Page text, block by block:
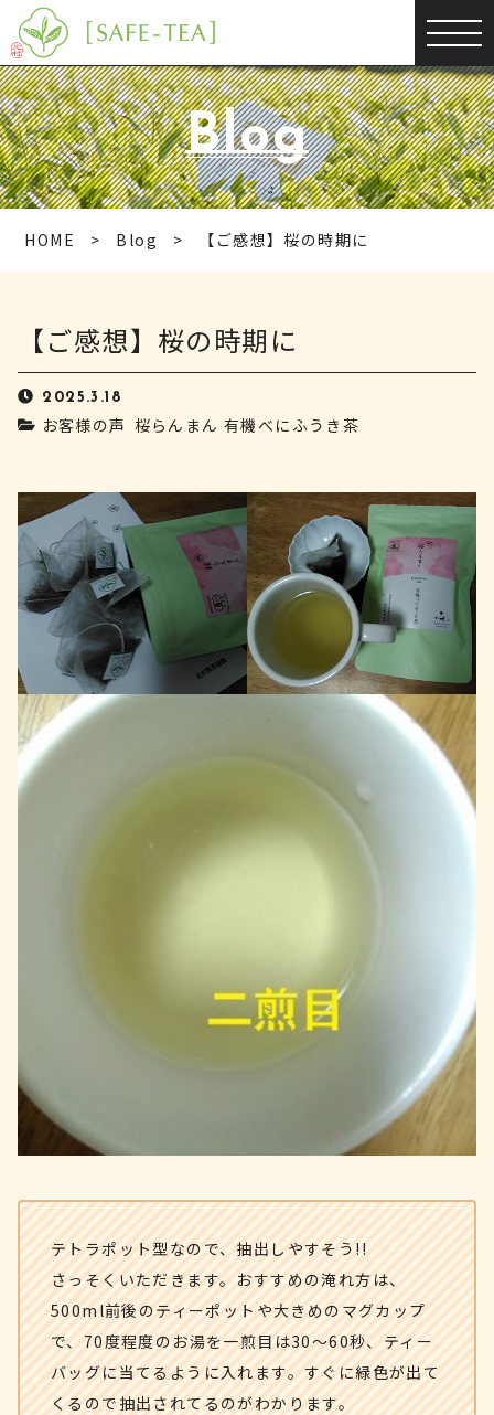
Blog
HOME Blog 【ご感想】桜の時期に
【ご感想】桜の時期に
2025.3.18
お客様の声 桜らんまん 有機べにふうき茶
テトラポット型なので、抽出しやすそう!!
さっそくいただきます。おすすめの淹れ方は、
500ml前後のティーポットや大きめのマグカップ
で、70度程度のお湯を一煎目は30～60秒、ティー
バッグに当てるように入れます。すぐに緑色が出て
くるので抽出されてるのがわかります。